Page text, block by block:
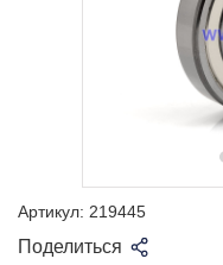
Артикул: 219445
Поделиться